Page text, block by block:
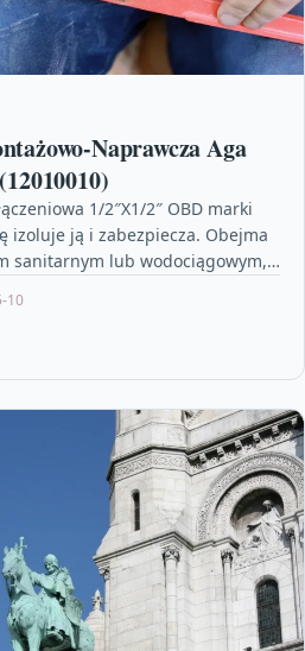
Naprawcza Aga
1/2″X1/2″ OBD marki
izoluje ją i zabezpiecza. Obejma
sanitarnym lub wodociągowym,
10